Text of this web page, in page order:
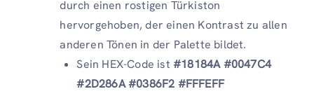
durch einen rostigen Türkiston
hervorgehoben, der einen Kontrast zu allen
anderen Tönen in der Palette bildet.
Sein HEX-Code ist #18184A #0047C4
#2D286A #0386F2 #FFFEFF